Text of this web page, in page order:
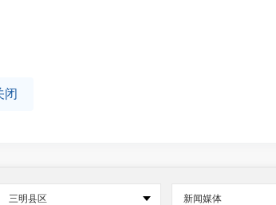
闭
三明县区 新闻媒体